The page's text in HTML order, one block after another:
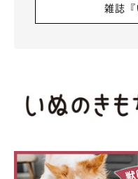
「人ストレス」「音スト
レスは完全に取り除くのは
識が薄くなるよう、飼い主
雑誌『